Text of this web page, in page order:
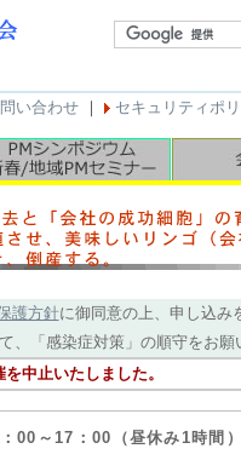
い合わせ ｜ セキュリティポ
護方針に御同意の上、申し込み
、「感染症対策」の順守をお願
中止いたしました。
00～17：00（昼休み1時間